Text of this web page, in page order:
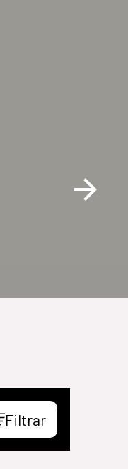
Filtrar